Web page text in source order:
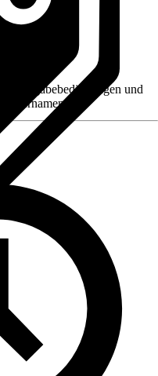
Rückgabebedingungen und